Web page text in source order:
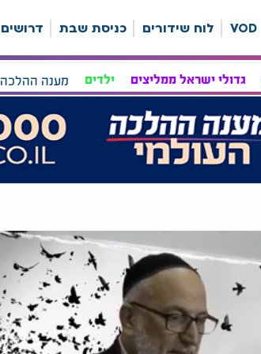
VOD לוח שידורים כניסת שבת דרושים
גדולי ישראל ממליצים ילדים מענה ההלכה